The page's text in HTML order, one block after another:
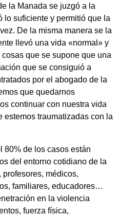
la Manada se juzgó a la
lo suficiente y permitió que la
De la misma manera se la
llevó una vida «normal» y
que se supone que una
que se consiguió a
por el abogado de la
que quedarnos
continuar con nuestra vida
estemos traumatizadas con la
80% de los casos están
del entorno cotidiano de la
médicos,
familiares, educadores…
en la violencia
fuerza física,